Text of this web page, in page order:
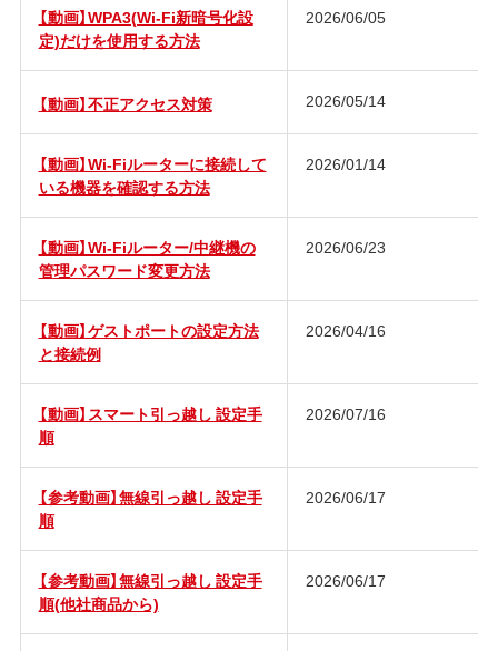
【動画】WPA3(Wi-Fi新暗号化設
定)だけを使用する方法
2026/06/05
【動画】不正アクセス対策 2026/05/14
【動画】Wi-Fiルーターに接続して
いる機器を確認する方法
2026/01/14
【動画】Wi-Fiルーター/中継機の
管理パスワード変更方法
2026/06/23
【動画】ゲストポートの設定方法
と接続例
2026/04/16
【動画】スマート引っ越し 設定手
順
2026/07/16
【参考動画】無線引っ越し 設定手
順
2026/06/17
【参考動画】無線引っ越し 設定手
順(他社商品から)
2026/06/17